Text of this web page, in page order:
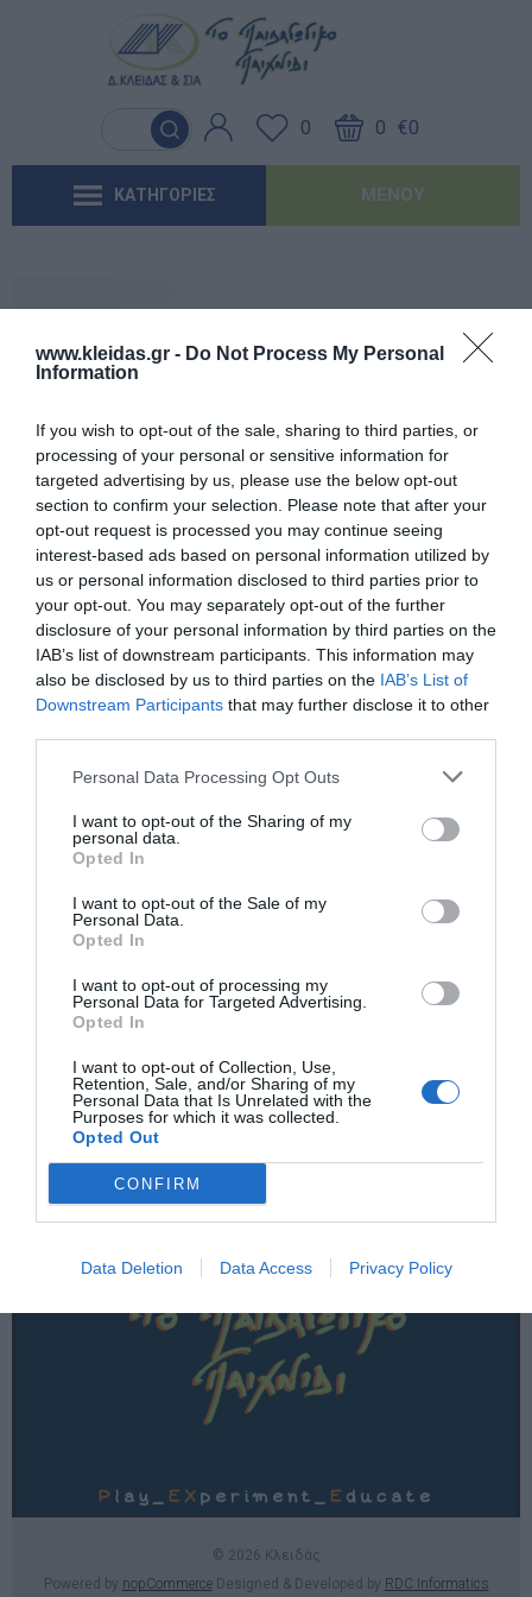
www.kleidas.gr - Do Not Process My Personal
Information
If you wish to opt-out of the sale, sharing to third parties, or
processing of your personal or sensitive information for
targeted advertising by us, please use the below opt-out
section to confirm your selection. Please note that after your
opt-out request is processed you may continue seeing
interest-based ads based on personal information utilized by
us or personal information disclosed to third parties prior to
your opt-out. You may separately opt-out of the further
disclosure of your personal information by third parties on the
IAB’s list of downstream participants. This information may
also be disclosed by us to third parties on the IAB’s List of
Downstream Participants that may further disclose it to other
Personal Data Processing Opt Outs
I want to opt-out of the Sharing of my
personal data.
Opted In
I want to opt-out of the Sale of my
Personal Data.
Opted In
I want to opt-out of processing my
Personal Data for Targeted Advertising.
Opted In
I want to opt-out of Collection, Use,
Retention, Sale, and/or Sharing of my
Personal Data that Is Unrelated with the
Purposes for which it was collected.
Opted Out
CONFIRM
Data Deletion Data Access Privacy Policy
0 0 €0
ΚΑΤΗΓΟΡΙΕΣ ΜΕΝΟΎ
Εγγεγραμμένος πελάτης
Θυμήσου με
Χρήσιμες σελίδες
E-SHOP
Επικοινωνία
© 2026 Κλειδάς
Powered by nopCommerceDesigned & Developed by RDC Informatics
Γλώσσα & Γραφή
Ανακαλύπτοντας τα Μαθηματικά
Φυσικές Επιστήμες
Λογοθεραπεία
Προβλήματα Όρασης
Βασικός εξοπλισμός & Μονάδες
Χειροτεχνία
Χορός & Θέατρο
Παιχνίδια Κήπου
Επαγγελματικές Παιδικές Χαρές
Συνθέσεις Παιδικής Χαράς για ΑμεΑ
Ιδέες για τα Χριστούγεννα
Ιδέες για τις Απόκριες
Ιδέες για το Πάσχα
Έντυπα-Βιβλία Παιδικών Σταθμων
Έντυπα-Βιβλία Νηπιαγωγείων
Έντυπα-Βιβλία Δημοτικών
'Έντυπα-Βιβλία Σχολικών Επιτροπών
Αναμνηστικά Νηπιαγωγείων